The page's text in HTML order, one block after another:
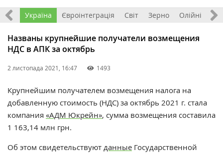
Все Україна Євроінтеграція Світ Зерно Олійні
Названы крупнейшие получатели возмещения
НДС в АПК за октябрь
2 листопада 2021, 16:47 1493
Крупнейшим получателем возмещения налога на
добавленную стоимость (НДС) за октябрь 2021 г. стала
компания «АДМ Юкрейн», сумма возмещения составила
1 163,14 млн грн.
Об этом свидетельствуют данные Государственной